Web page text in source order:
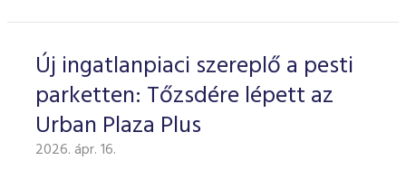
Új ingatlanpiaci szereplő a pesti
parketten: Tőzsdére lépett az
Urban Plaza Plus
2026. ápr. 16.